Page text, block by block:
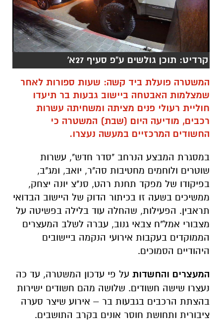
קרדיט: תוכן גולשים ע"פ סעיף 27א'
המשטרה פועלת ביד קשה: שעות ספורות לאחר
שמצלמות האבטחה ביישוב גבעות בר תיעדו
חוליית רעולי פנים מציתה ומשחיתה עשרות
רכבים, מודיעה היום (שבת) המשטרה כי
החשודים המרכזיים במעשה נעצרו.
במסגרת המבצע הנרחב "סדר חדש", עשרות
שוטרים ולוחמים מחטיבות סה"ר, יואב, ומג"ב,
בפיקודו של מפקד תחנת רהט, סנ"צ יונה יצחק,
ממשיכים בשעה זו בכיתור הדוק של היישוב הבדואי
תראבין. הפעילות, שהחלה עוד בלילה בפשיטה על
מצבורי אמל"ח צבאי גנוב, עברה לשלב המעצרים
הממוקדים בעקבות אירועי הנקמה ביישובים
היהודיים הסמוכים.
המעצרים והחשדות על פי עדכון המשטרה, עד כה
נעצרו שישה חשודים. שלושה מהם חשודים ישירות
בהצתת הרכבים בגבעות בר – אירוע שיצר סערה
ציבורית ותחושת חוסר אונים בקרב התושבים.